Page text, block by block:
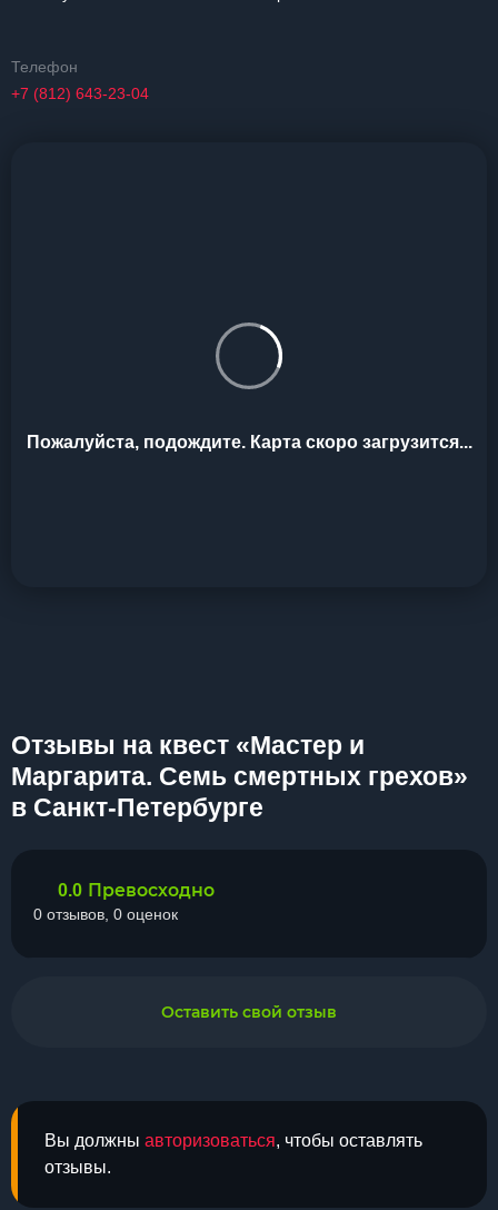
Телефон
+7 (812) 643-23-04
Пожалуйста, подождите. Карта скоро загрузится...
Отзывы на квест «Мастер и
Маргарита. Семь смертных грехов»
в Санкт-Петербурге
Вы должны авторизоваться, чтобы оставлять
отзывы.
0.0 Превосходно
0 отзывов, 0 оценок
Оставить свой отзыв